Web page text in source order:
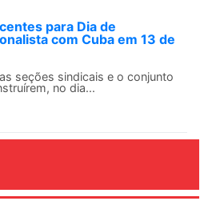
para Dia de
com Cuba em 13 de
seções sindicais e o conjunto
no dia...